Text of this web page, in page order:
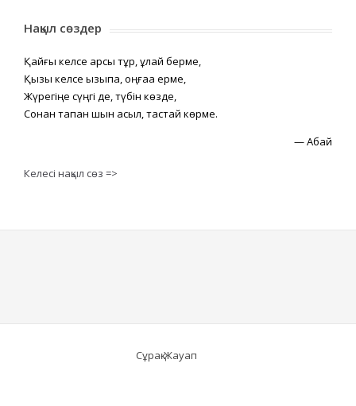
Нақыл сөздер
Қайғы келсе қарсы тұр, құлай берме,
Қызық келсе қызықпа, оңғаққа ерме,
Жүрегіңе сүңгі де, түбін көзде,
Сонан тапқан шын асыл, тастай көрме.
—Абай
Келесі нақыл сөз =>
Сұрақ-Жауап